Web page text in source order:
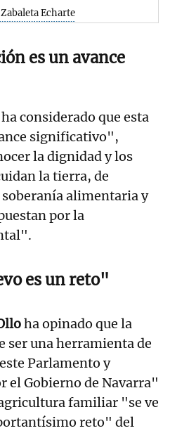
Echarte
es un avance
ha considerado que esta
significativo",
la dignidad y los
la tierra, de
alimentaria y
por la
es un reto"
ha opinado que la
ser una herramienta de
Parlamento y
el Gobierno de Navarra"
familiar "se ve
reto" del